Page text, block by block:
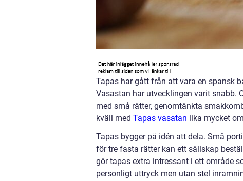
Tapas har gått från att vara en spansk
Vasastan har utvecklingen varit snabb.
med små rätter, genomtänkta
kväll med Tapas vasatan lika mycket
Tapas bygger på idén att dela. Små
för tre fasta rätter kan ett sällskap
gör tapas extra intressant i ett område
personligt uttryck men utan stel